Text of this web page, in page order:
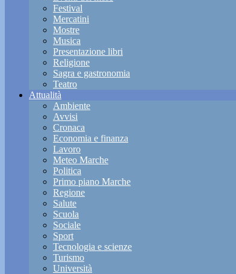
Festival
Mercatini
Mostre
Musica
Presentazione libri
Religione
Sagra e gastronomia
Teatro
Attualità
Ambiente
Avvisi
Cronaca
Economia e finanza
Lavoro
Meteo Marche
Politica
Primo piano Marche
Regione
Salute
Scuola
Sociale
Sport
Tecnologia e scienze
Turismo
Università